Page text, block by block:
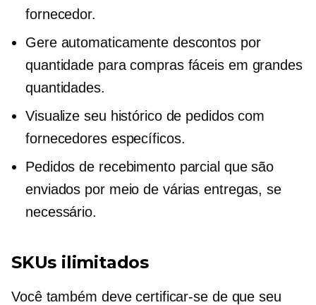
fornecedor.
Gere automaticamente descontos por
quantidade para compras fáceis em grandes
quantidades.
Visualize seu histórico de pedidos com
fornecedores específicos.
Pedidos de recebimento parcial que são
enviados por meio de várias entregas, se
necessário.
SKUs ilimitados
Você também deve certificar-se de que seu